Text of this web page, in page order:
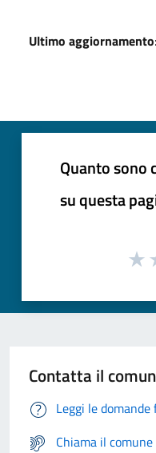
Ultimo aggiornamento
Quanto sono
su questa
Contatta il
Leggi le
Chiama il